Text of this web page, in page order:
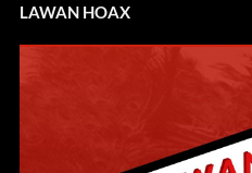
LAWAN HOAX